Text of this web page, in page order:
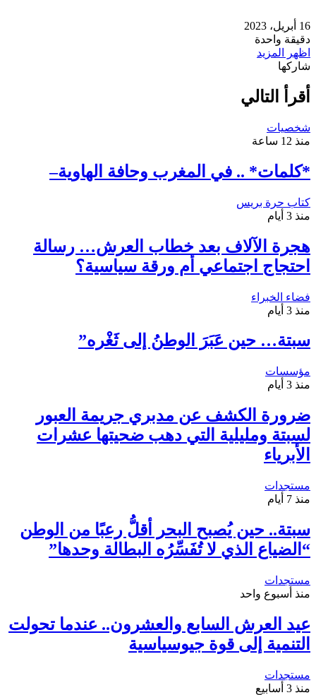
16 أبريل، 2023
دقيقة واحدة
اظهر المزيد
شاركها
عبر
البريد
أقرأ التالي
شخصيات
منذ 12 ساعة
*كلمات* .. في المغرب وحافة الهاوية–
كتاب حرة بريس
منذ 3 أيام
هجرة الآلاف بعد خطاب العرش… رسالة
احتجاج اجتماعي أم ورقة سياسية؟
فضاء الخبراء
منذ 3 أيام
سبتة… حين عَبَرَ الوطنُ إلى ثَغْره”
مؤسسات
منذ 3 أيام
ضرورة الكشف عن مدبري جريمة العبور
لسبتة ومليلية التي دهب ضحيتها عشرات
الأبرياء
مستجدات
منذ 7 أيام
سبتة.. حين يُصبح البحر أقلُّ رعبًا من الوطن
“الضياع الذي لا تُفَسِّرُه البطالة وحدها”
مستجدات
منذ أسبوع واحد
عيد العرش السابع والعشرون.. عندما تحولت
التنمية إلى قوة جيوسياسية
مستجدات
منذ 3 أسابيع